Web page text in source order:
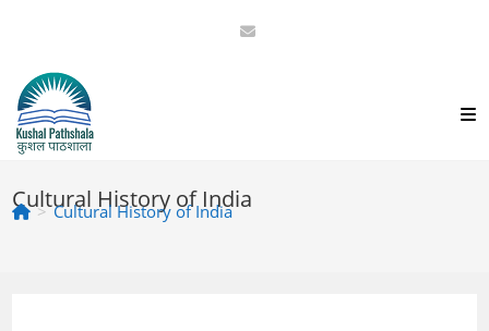
content
Cultural History of India
> Cultural History of India